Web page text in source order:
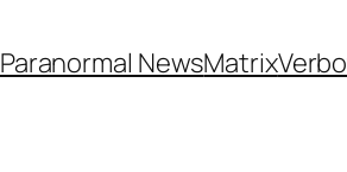
Paranormal NewsMatrix